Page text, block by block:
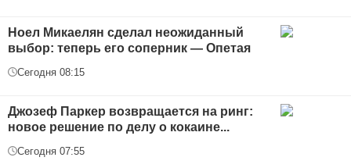
Ноел Микаелян сделал неожиданный
выбор: теперь его соперник — Опетая
Сегодня 08:15
Джозеф Паркер возвращается на ринг:
новое решение по делу о кокаине...
Сегодня 07:55